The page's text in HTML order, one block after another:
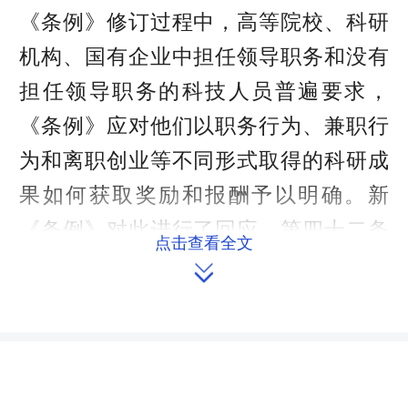
《条例》修订过程中，高等院校、科研
机构、国有企业中担任领导职务和没有
担任领导职务的科技人员普遍要求，
《条例》应对他们以职务行为、兼职行
为和离职创业等不同形式取得的科研成
果如何获取奖励和报酬予以明确。新
《条例》对此进行了回应，第四十二条
针对不同情况分别进行明确，为科技人
点击查看全文
